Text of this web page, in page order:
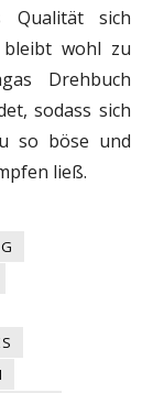
Qualität sich
bleibt wohl zu
Drehbuch
sodass sich
so böse und
ließ.